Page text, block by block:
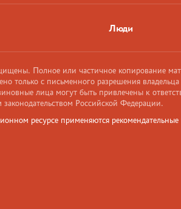
Люди
Полное или частичное копирование
только с письменного разрешения
лица могут быть привлечены к
Российской Федерации.
ресурсе применяются рекомендательные